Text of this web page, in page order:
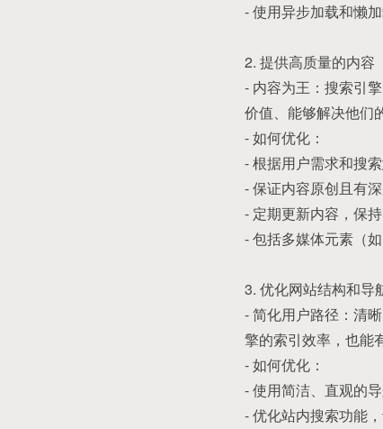
- 使用异步加载和懒
2. 提供高质量的内容
- 内容为王：搜索引
价值、能够解决他们
- 如何优化：
- 根据用户需求和搜
- 保证内容原创且有深
- 定期更新内容，保持
- 包括多媒体元素（
3. 优化网站结构和导
- 简化用户路径：清
擎的索引效率，也能
- 如何优化：
- 使用简洁、直观的
- 优化站内搜索功能